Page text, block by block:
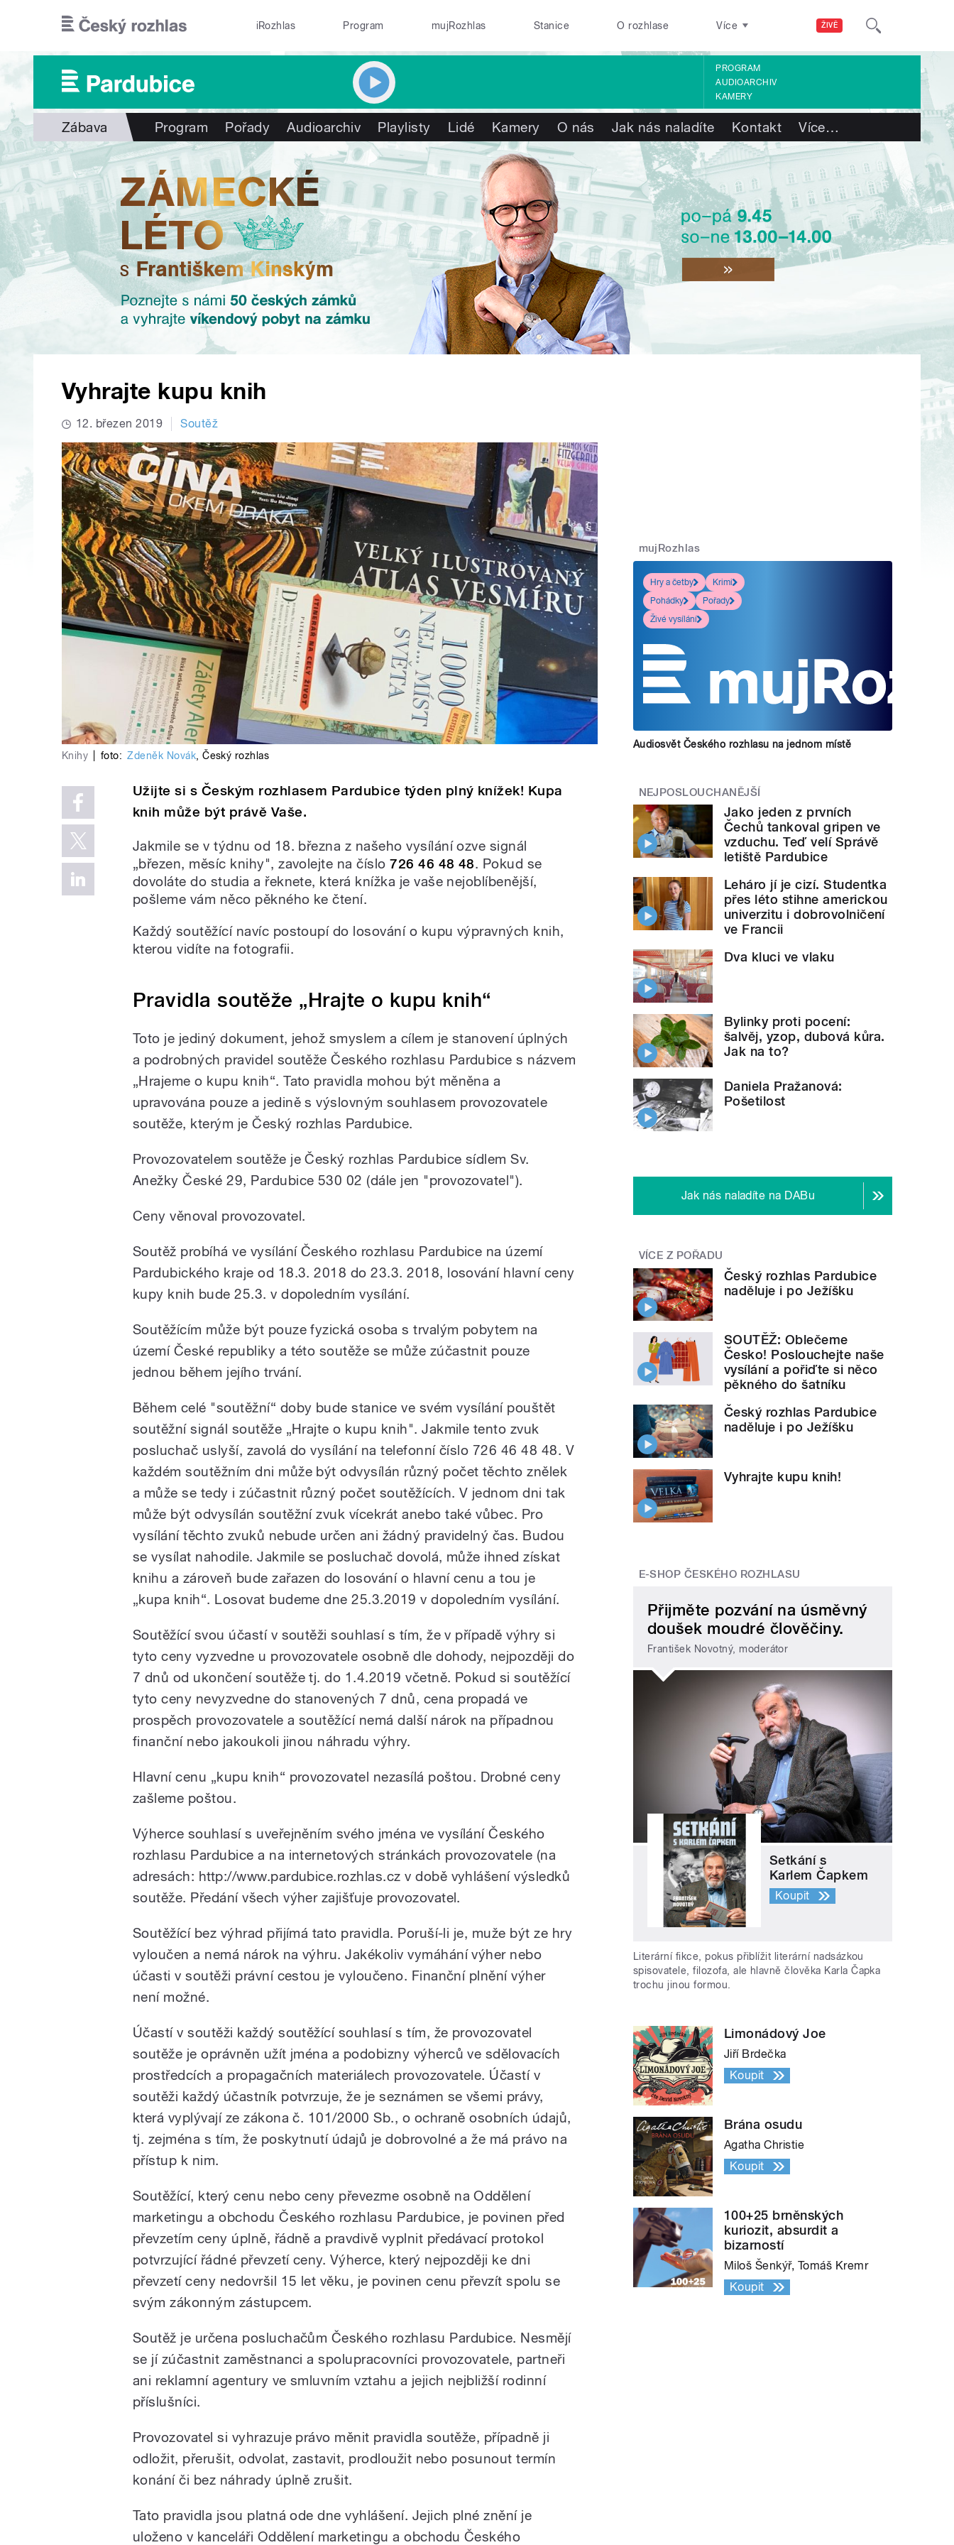
ŽIVĚ
iRozhlas Program mujRozhlas Stanice O rozhlase Více
PROGRAM
AUDIOARCHIV
KAMERY
Zábava Program Pořady Audioarchiv Playlisty Lidé Kamery O nás Jak nás naladíte Kontakt Více…
Vyhrajte kupu knih
12. březen 2019 Soutěž
Knihy foto: Zdeněk Novák,Český rozhlas
Užijte si s Českým rozhlasem Pardubice týden plný knížek! Kupa
knih může být právě Vaše.
Jakmile se v týdnu od 18. března z našeho vysílání ozve signál
„březen, měsíc knihy", zavolejte na číslo726 46 48 48. Pokud se
dovoláte do studia a řeknete, která knížka je vaše nejoblíbenější,
pošleme vám něco pěkného ke čtení.
Každý soutěžící navíc postoupí do losování o kupu výpravných knih,
kterou vidíte na fotografii.
Pravidla soutěže „Hrajte o kupu knih“
Toto je jediný dokument, jehož smyslem a cílem je stanovení úplných
a podrobných pravidel soutěže Českého rozhlasu Pardubice s názvem
„Hrajeme o kupu knih“. Tato pravidla mohou být měněna a
upravována pouze a jedině s výslovným souhlasem provozovatele
soutěže, kterým je Český rozhlas Pardubice.
Provozovatelem soutěže je Český rozhlas Pardubice sídlem Sv.
Anežky České 29, Pardubice 530 02 (dále jen "provozovatel").
Ceny věnoval provozovatel.
Soutěž probíhá ve vysílání Českého rozhlasu Pardubice na území
Pardubického kraje od 18.3. 2018 do 23.3. 2018, losování hlavní ceny
kupy knih bude 25.3. v dopoledním vysílání.
Soutěžícím může být pouze fyzická osoba s trvalým pobytem na
území České republiky a této soutěže se může zúčastnit pouze
jednou během jejího trvání.
Během celé "soutěžní“ doby bude stanice ve svém vysílání pouštět
soutěžní signál soutěže „Hrajte o kupu knih". Jakmile tento zvuk
posluchač uslyší, zavolá do vysílání na telefonní číslo 726 46 48 48. V
každém soutěžním dni může být odvysílán různý počet těchto znělek
a může se tedy i zúčastnit různý počet soutěžících. V jednom dni tak
může být odvysílán soutěžní zvuk vícekrát anebo také vůbec. Pro
vysílání těchto zvuků nebude určen ani žádný pravidelný čas. Budou
se vysílat nahodile. Jakmile se posluchač dovolá, může ihned získat
knihu a zároveň bude zařazen do losování o hlavní cenu a tou je
„kupa knih“. Losovat budeme dne 25.3.2019 v dopoledním vysílání.
Soutěžící svou účastí v soutěži souhlasí s tím, že v případě výhry si
tyto ceny vyzvedne u provozovatele osobně dle dohody, nejpozději do
7 dnů od ukončení soutěže tj. do 1.4.2019 včetně. Pokud si soutěžící
tyto ceny nevyzvedne do stanovených 7 dnů, cena propadá ve
prospěch provozovatele a soutěžící nemá další nárok na případnou
finanční nebo jakoukoli jinou náhradu výhry.
Hlavní cenu „kupu knih“ provozovatel nezasílá poštou. Drobné ceny
zašleme poštou.
Výherce souhlasí s uveřejněním svého jména ve vysílání Českého
rozhlasu Pardubice a na internetových stránkách provozovatele (na
adresách: http://www.pardubice.rozhlas.cz v době vyhlášení výsledků
soutěže. Předání všech výher zajišťuje provozovatel.
Soutěžící bez výhrad přijímá tato pravidla. Poruší-li je, muže být ze hry
vyloučen a nemá nárok na výhru. Jakékoliv vymáhání výher nebo
účasti v soutěži právní cestou je vyloučeno. Finanční plnění výher
není možné.
Účastí v soutěži každý soutěžící souhlasí s tím, že provozovatel
soutěže je oprávněn užít jména a podobizny výherců ve sdělovacích
prostředcích a propagačních materiálech provozovatele. Účastí v
soutěži každý účastník potvrzuje, že je seznámen se všemi právy,
která vyplývají ze zákona č. 101/2000 Sb., o ochraně osobních údajů,
tj. zejména s tím, že poskytnutí údajů je dobrovolné a že má právo na
přístup k nim.
Soutěžící, který cenu nebo ceny převezme osobně na Oddělení
marketingu a obchodu Českého rozhlasu Pardubice, je povinen před
převzetím ceny úplně, řádně a pravdivě vyplnit předávací protokol
potvrzující řádné převzetí ceny. Výherce, který nejpozději ke dni
převzetí ceny nedovršil 15 let věku, je povinen cenu převzít spolu se
svým zákonným zástupcem.
Soutěž je určena posluchačům Českého rozhlasu Pardubice. Nesmějí
se jí zúčastnit zaměstnanci a spolupracovníci provozovatele, partneři
ani reklamní agentury ve smluvním vztahu a jejich nejbližší rodinní
příslušníci.
Provozovatel si vyhrazuje právo měnit pravidla soutěže, případně ji
odložit, přerušit, odvolat, zastavit, prodloužit nebo posunout termín
konání či bez náhrady úplně zrušit.
Tato pravidla jsou platná ode dne vyhlášení. Jejich plné znění je
uloženo v kanceláři Oddělení marketingu a obchodu Českého
mujRozhlas
Hry a četby
Krimi
Pohádky
Pořady
Živé vysílání
Audiosvět Českého rozhlasu na jednom místě
NEJPOSLOUCHANĚJŠÍ
Jako jeden z prvních
Čechů tankoval gripen ve
vzduchu. Teď velí Správě
letiště Pardubice
Leháro jí je cizí. Studentka
přes léto stihne americkou
univerzitu i dobrovolničení
ve Francii
Dva kluci ve vlaku
Bylinky proti pocení:
šalvěj, yzop, dubová kůra.
Jak na to?
Daniela Pražanová:
Pošetilost
Jak nás naladíte na DABu
VÍCE Z POŘADU
Český rozhlas Pardubice
naděluje i po Ježíšku
SOUTĚŽ: Oblečeme
Česko! Poslouchejte naše
vysílání a pořiďte si něco
pěkného do šatníku
Český rozhlas Pardubice
naděluje i po Ježíšku
Vyhrajte kupu knih!
E-SHOP ČESKÉHO ROZHLASU
Přijměte pozvání na úsměvný
doušek moudré člověčiny.
František Novotný, moderátor
Setkání s
Karlem Čapkem
Koupit
Literární fikce, pokus přiblížit literární nadsázkou
spisovatele, filozofa, ale hlavně člověka Karla Čapka
trochu jinou formou.
Limonádový Joe
Jiří Brdečka
Koupit
Brána osudu
Agatha Christie
Koupit
100+25 brněnských
kuriozit, absurdit a
bizarností
Miloš Šenkýř, Tomáš Kremr
Koupit